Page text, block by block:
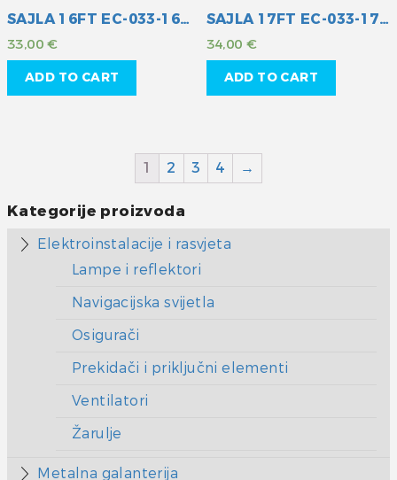
SAJLA 16FT EC-033-16 MULT
33,00€
ADD TO CART
SAJLA 17FT EC-033-17 MULT
34,00€
ADD TO CART
1 2 3 4 →
Kategorije proizvoda
Elektroinstalacije i rasvjeta
Lampe i reflektori
Navigacijska svijetla
Osigurači
Prekidači i priključni elementi
Ventilatori
Žarulje
Metalna galanterija